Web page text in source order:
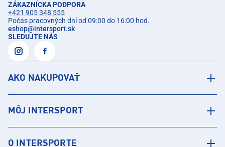
ZÁKAZNÍCKA PODPORA
+421 905 348 555
Počas pracovných dní od 09:00 do 16:00 hod.
eshop@intersport.sk
SLEDUJTE NÁS
AKO NAKUPOVAŤ
MÔJ INTERSPORT
O INTERSPORTE